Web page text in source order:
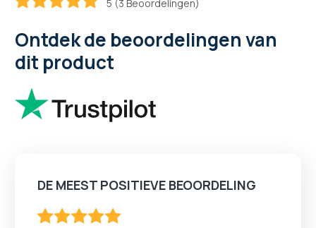
5 (3 Beoordelingen)
Ontdek de beoordelingen van
dit product
DE MEEST POSITIEVE BEOORDELING